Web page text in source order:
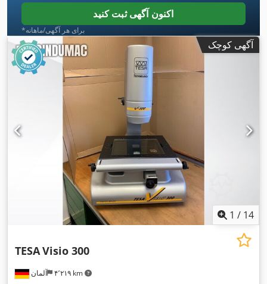
اکنون آگهی ثبت کنید
*برای هر آگهی/ماهانه
آگهی کوچک
1 / 14
آلمان ۴٬۲۱۹ km
TESAVisio 300